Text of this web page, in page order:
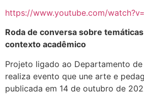
https://www.youtube.com/
Roda de conversa sobre
contexto acadêmico
Projeto ligado ao Departamento
realiza evento que une arte e
publicada em 14 de outubro de